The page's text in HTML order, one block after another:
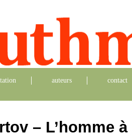
auteurs contact
– L’homme